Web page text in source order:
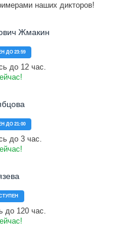
наших дикторов!
Жмакин
ДО 23:59
до 12 час.
ДО 21:00
до 3 час.
до 120 час.